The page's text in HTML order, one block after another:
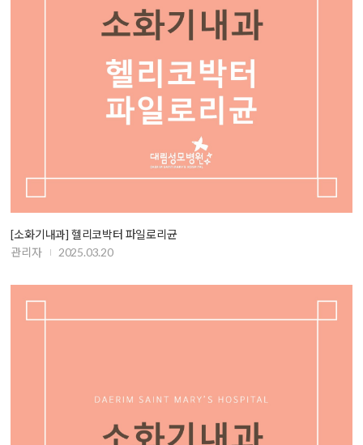
[소화기내과] 헬리코박터 파일로리균
관리자
2025.03.20